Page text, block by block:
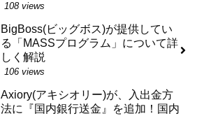
108 views
BigBoss(ビッグボス)が提供してい
る「MASSプログラム」について詳
しく解説
106 views
Axiory(アキシオリー)が、入出金方
法に『国内銀行送金』を追加！国内